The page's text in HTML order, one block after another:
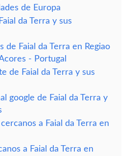
de Europa
da Terra y sus
de Faial da Terra en Regiao
- Portugal
de Faial da Terra y sus
google de Faial da Terra y
a Faial da Terra en
a Faial da Terra en